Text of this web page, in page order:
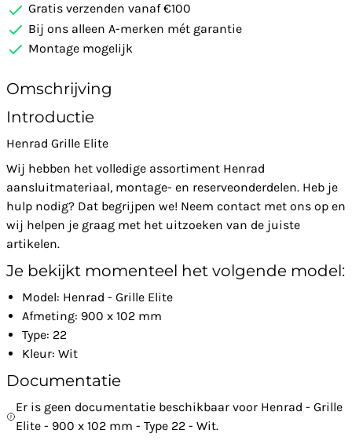
Gratis verzenden vanaf €100
Bij ons alleen A-merken mét garantie
Montage mogelijk
Omschrijving
Introductie
Henrad Grille Elite
Wij hebben het volledige assortiment Henrad
aansluitmateriaal, montage- en reserveonderdelen. Heb je
hulp nodig? Dat begrijpen we! Neem contact met ons op en
wij helpen je graag met het uitzoeken van de juiste
artikelen.
Je bekijkt momenteel het volgende model:
Model: Henrad - Grille Elite
Afmeting: 900 x 102 mm
Type: 22
Kleur: Wit
Documentatie
Er is geen documentatie beschikbaar voor Henrad - Grille
Elite - 900 x 102 mm - Type 22 - Wit.